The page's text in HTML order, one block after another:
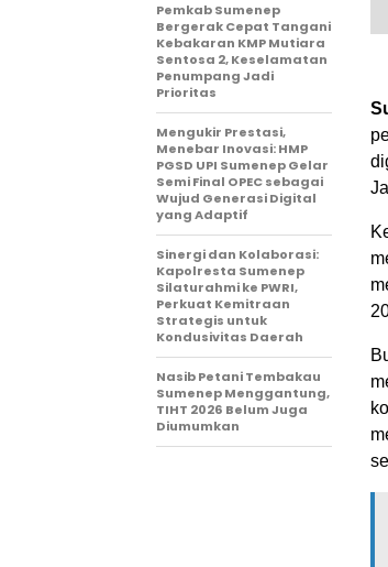
Pemkab Sumenep
Bergerak Cepat Tangani
Kebakaran KMP Mutiara
Sentosa 2, Keselamatan
Penumpang Jadi
Prioritas
Mengukir Prestasi,
Menebar Inovasi: HMP
PGSD UPI Sumenep Gelar
Semi Final OPEC sebagai
Wujud Generasi Digital
yang Adaptif
Sinergi dan Kolaborasi:
Kapolresta Sumenep
Silaturahmi ke PWRI,
Perkuat Kemitraan
Strategis untuk
Kondusivitas Daerah
Nasib Petani Tembakau
Sumenep Menggantung,
TIHT 2026 Belum Juga
Diumumkan